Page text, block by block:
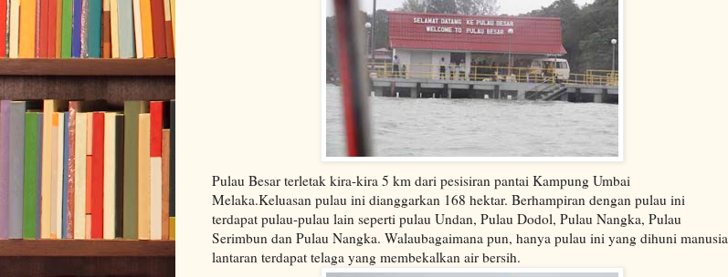
Pulau Besar terletak kira-kira 5 km dari pesisiran pantai Kampung Umbai
Melaka.Keluasan pulau ini dianggarkan 168 hektar. Berhampiran dengan pulau ini
terdapat pulau-pulau lain seperti pulau Undan, Pulau Dodol, Pulau Nangka, Pulau
Serimbun dan Pulau Nangka. Walaubagaimana pun, hanya pulau ini yang dihuni manusia
lantaran terdapat telaga yang membekalkan air bersih.